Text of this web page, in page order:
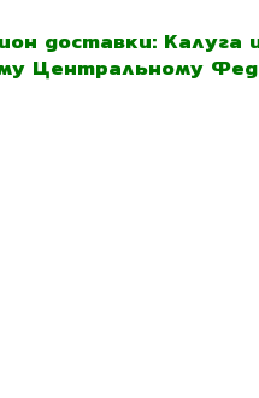
доставки: Калуга
Центральному